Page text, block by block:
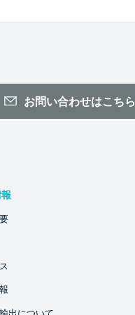
お問い合わせはこちら